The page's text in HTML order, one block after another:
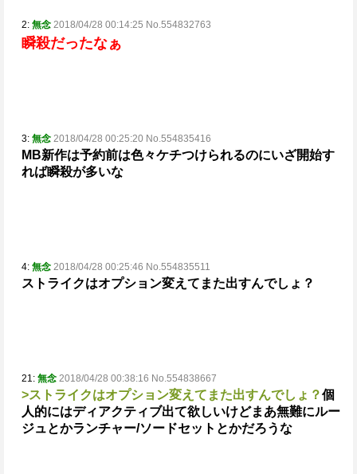
2: 無念 2018/04/28 00:14:25 No.554832763
瞬殺だったなぁ
3: 無念 2018/04/28 00:25:20 No.554835416
MB新作は予約前は色々ケチつけられるのにいざ開始す
れば瞬殺が多いな
4: 無念 2018/04/28 00:25:46 No.554835511
ストライクはオプション変えてまた出すんでしょ？
21: 無念 2018/04/28 00:38:16 No.554838667
>ストライクはオプション変えてまた出すんでしょ？個
人的にはディアクティブ出て欲しいけどまあ無難にルー
ジュとかランチャー/ソードセットとかだろうな